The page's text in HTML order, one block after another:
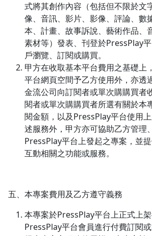
式將其創作內容（包括但不限於文
像、音訊、影片、影像、評論、數
本、計畫、故事訴說、藝術作品、
素材等）發表、刊登於PressPlay
戶瀏覽、訂閱或購買。
甲方在收取基本平台費用之基礎上
平台網頁空間予乙方使用外，亦透
金流公司向訂閱者或單次購購買者
閱者或單次購購買者所選有關於本
閱金額，以及PressPlay平台使用
述服務外，甲方亦可協助乙方管理
PressPlay平台上發起之專案，並
互動相關之功能或服務。
五、本專案費用及乙方遵守義務
本專案於PressPlay平台上正式上
PressPlay平台會員進行付費訂閱